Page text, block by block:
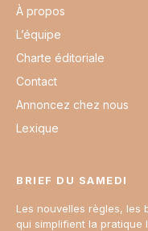
À propos
L’équipe
Charte éditoriale
Contact
Annoncez chez nous
Lexique
BRIEF DU SAMEDI
Les nouvelles règles, les
qui simplifient la pratique